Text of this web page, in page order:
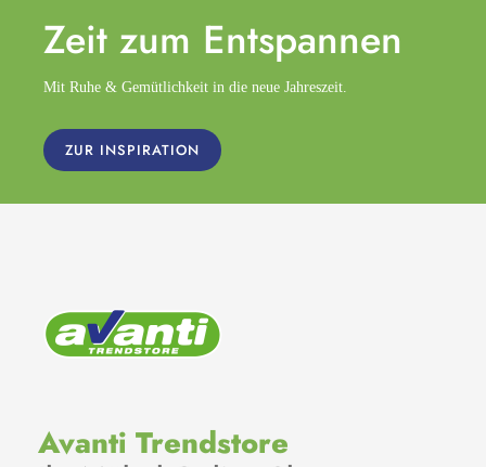
Zeit zum Entspannen
Mit Ruhe & Gemütlichkeit in die neue Jahreszeit.
ZUR INSPIRATION
Avanti Trendstore